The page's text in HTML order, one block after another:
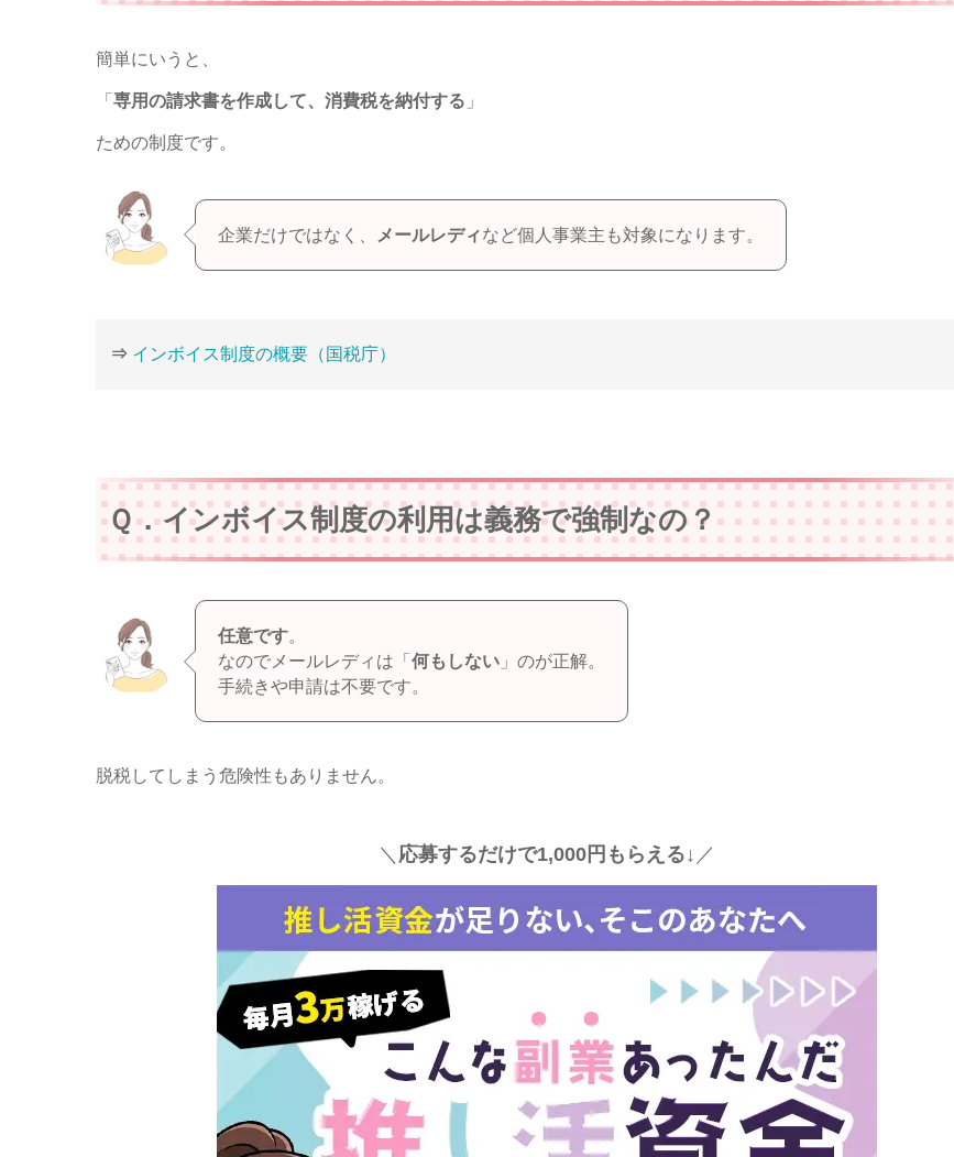
簡単にいうと、
「 専用の請求書を作成して、消費税を納付する 」
ための制度です。
企業だけではなく、 メールレディなど個人事業主も対象になります。
⇒ インボイス制度の概要（国税庁）
Ｑ．インボイス制度の利用は義務で強制なの？
任意です。
なのでメールレディは「 何もしない 」のが正解。
手続きや申請は不要です。
脱税してしまう危険性もありません。
＼ 応募するだけで1,000円もらえる↓ ／